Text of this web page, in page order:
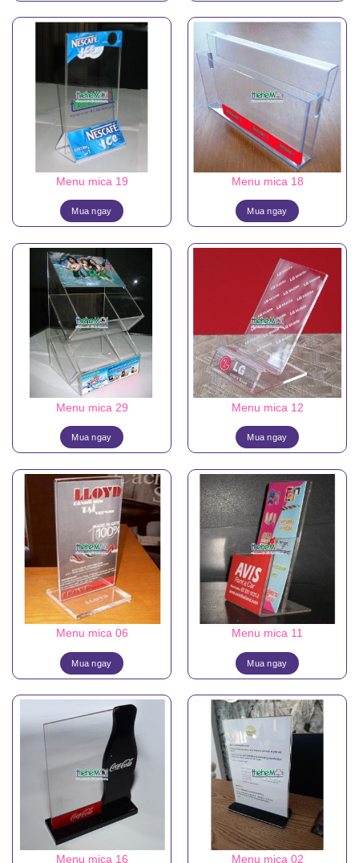
Menu mica 19
Mua ngay
Menu mica 18
Mua ngay
Menu mica 29
Mua ngay
Menu mica 12
Mua ngay
Menu mica 06
Mua ngay
Menu mica 11
Mua ngay
Menu mica 16 Menu mica 02